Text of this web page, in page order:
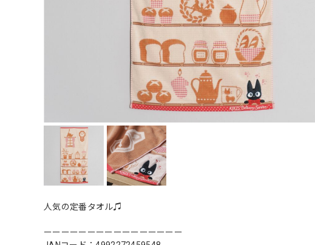
人気の定番タオル♫
ーーーーーーーーーーーーーーーー